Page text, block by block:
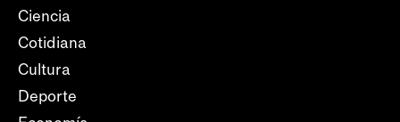
Ciencia
Cotidiana
Cultura
Deporte